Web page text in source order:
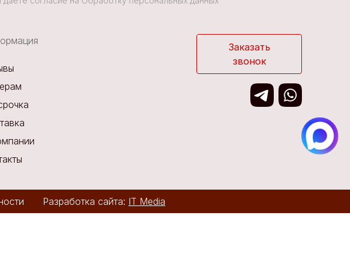
Заказать
звонок
Разработка сайта: IT Media